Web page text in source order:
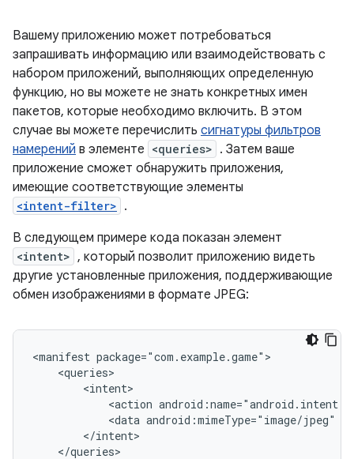
Вашему приложению может потребоваться
запрашивать информацию или взаимодействовать с
набором приложений, выполняющих определенную
функцию, но вы можете не знать конкретных имен
пакетов, которые необходимо включить. В этом
случае вы можете перечислить сигнатуры фильтров
намерений в элементе <queries> . Затем ваше
приложение сможет обнаружить приложения,
имеющие соответствующие элементы
<intent-filter> .
В следующем примере кода показан элемент
<intent> , который позволит приложению видеть
другие установленные приложения, поддерживающие
обмен изображениями в формате JPEG:
<manifest
<action
<data android:mimeType="image/jpeg"